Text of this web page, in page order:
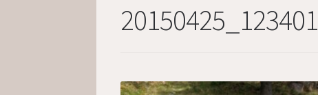
20150425_123401